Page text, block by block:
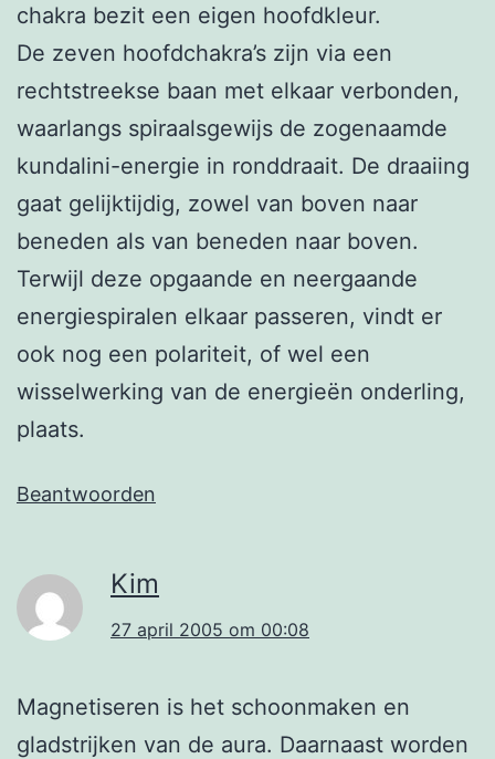
chakra bezit een eigen hoofdkleur.
De zeven hoofdchakra’s zijn via een
rechtstreekse baan met elkaar verbonden,
waarlangs spiraalsgewijs de zogenaamde
kundalini-energie in ronddraait. De draaiing
gaat gelijktijdig, zowel van boven naar
beneden als van beneden naar boven.
Terwijl deze opgaande en neergaande
energiespiralen elkaar passeren, vindt er
ook nog een polariteit, of wel een
wisselwerking van de energieën onderling,
plaats.
Beantwoorden
Kim
27 april 2005 om 00:08
Magnetiseren is het schoonmaken en
gladstrijken van de aura. Daarnaast worden